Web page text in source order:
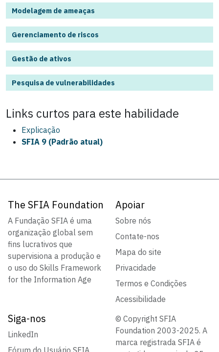
Modelagem de ameaças
Gerenciamento de riscos
Gestão de ativos
Pesquisa de vulnerabilidades
Links curtos para este habilidade
Explicação
SFIA 9 (Padrão atual)
The SFIA Foundation
A Fundação SFIA é uma
organização global sem
fins lucrativos que
supervisiona a produção e
o uso do Skills Framework
for the Information Age
Apoiar
Sobre nós
Contate-nos
Mapa do site
Privacidade
Termos e Condições
Acessibilidade
Siga-nos
LinkedIn
Fórum do Usuário SFIA
© Copyright SFIA
Foundation 2003-2025. A
marca registrada SFIA é